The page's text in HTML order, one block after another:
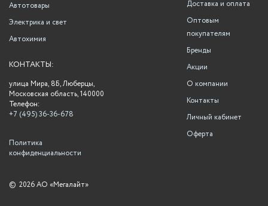
Доставка и оплата
Оптовым
покупателям
Бренды
Акции
О компании
Контакты
Личный кабинет
Оферта
Автотовары
Электрика и свет
Автохимия
КОНТАКТЫ:
улица Мира, 8Б, Люберцы,
Московская область, 140000
Телефон:
+7 (495) 36-36-678
Политика
конфиденциальности
© 2026 АО «Мегалайт»